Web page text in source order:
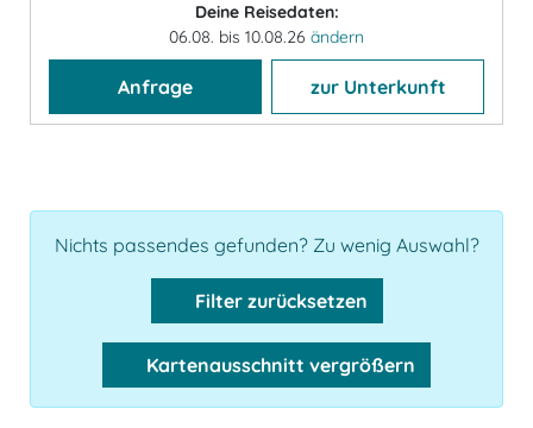
Deine Reisedaten:
06.08. bis 10.08.26 ändern
Anfrage zur Unterkunft
Nichts passendes gefunden? Zu wenig Auswahl?
Filter zurücksetzen
Kartenausschnitt vergrößern